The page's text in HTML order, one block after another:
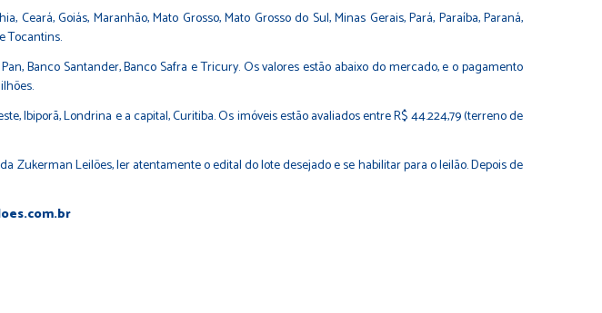
Goiás, Maranhão, Mato Grosso, Mato Grosso do Sul, Minas Gerais, Pará, Paraíba, Paraná,
Tocantins.
Banco Santander, Banco Safra e Tricury. Os valores estão abaixo do mercado, e o pagamento
Ibiporã, Londrina e a capital, Curitiba. Os imóveis estão avaliados entre R$ 44.224,79 (terreno de
Leilões, ler atentamente o edital do lote desejado e se habilitar para o leilão. Depois de